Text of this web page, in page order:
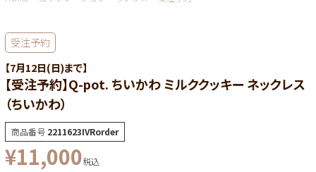
受注予約
【7月12日(日)まで】
【受注予約】Q-pot. ちいかわ ミルククッキー ネックレス
（ちいかわ）
商品番号 2211623IVRorder
¥11,000税込